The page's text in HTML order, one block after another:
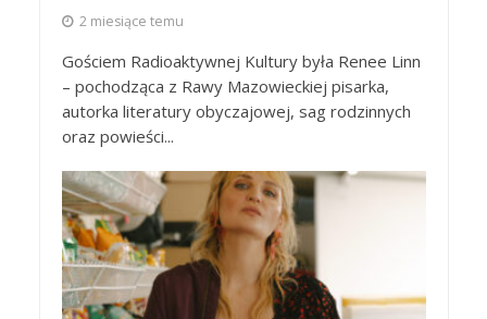
2 miesiące temu
Gościem Radioaktywnej Kultury była Renee Linn
– pochodząca z Rawy Mazowieckiej pisarka,
autorka literatury obyczajowej, sag rodzinnych
oraz powieści...